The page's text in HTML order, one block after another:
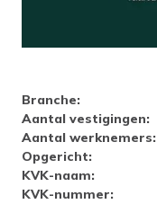
Branche:
Aantal vestigingen:
Aantal werknemers:
Opgericht:
KVK-naam:
KVK-nummer: